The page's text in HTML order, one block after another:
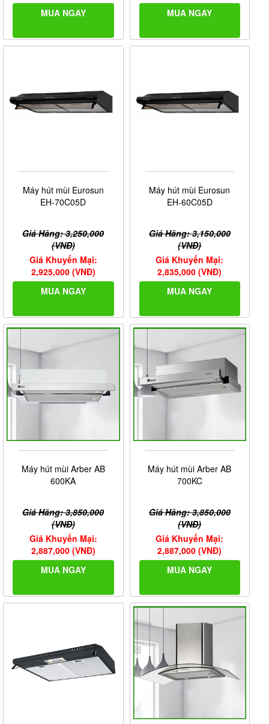
MUA NGAY
MUA NGAY
Máy hút mùi Eurosun
EH-70C05D
Giá Hãng: 3,250,000
(VNĐ)
Giá Khuyến Mại:
2,925,000 (VNĐ)
MUA NGAY
Máy hút mùi Eurosun
EH-60C05D
Giá Hãng: 3,150,000
(VNĐ)
Giá Khuyến Mại:
2,835,000 (VNĐ)
MUA NGAY
Máy hút mùi Arber AB
600KA
Giá Hãng: 3,850,000
(VNĐ)
Giá Khuyến Mại:
2,887,000 (VNĐ)
MUA NGAY
Máy hút mùi Arber AB
700KC
Giá Hãng: 3,850,000
(VNĐ)
Giá Khuyến Mại:
2,887,000 (VNĐ)
MUA NGAY